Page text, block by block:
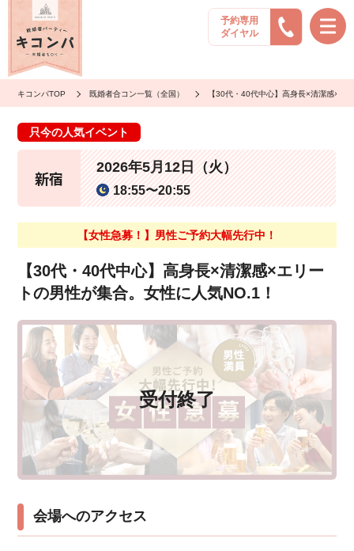
予約専用
ダイヤル
キコンパTOP 既婚者合コン一覧（全国） 【30代・40代中心】高身長×清潔感×エ
只今の人気イベント
新宿
2026年5月12日（火）
18:55〜20:55
【女性急募！】男性ご予約大幅先行中！
【30代・40代中心】高身長×清潔感×エリー
トの男性が集合。女性に人気NO.1！
受付終了
会場へのアクセス